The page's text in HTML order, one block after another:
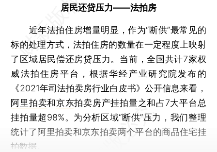
居民还贷压力——法拍房
近年法拍住房增量明显，作为“断供”最常见的
标的处理方式，法拍住房的数量在一定程度上映射
了区域居民偿还房贷压力。当前，全国共计7家权
威法拍住房平台，根据华经产业研究院发布的
《2021年司法拍卖房行业白皮书》公开信息来看，
阿里拍卖和京东拍卖房产挂拍量之和占7大平台总
挂拍量超98%。为分析区域“断供”压力，我们整理
统计了阿里拍卖和京东拍卖两个平台的商品住宅挂
拍数据。